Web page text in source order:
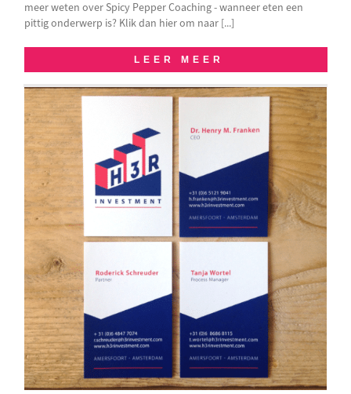
meer weten over Spicy Pepper Coaching - wanneer eten een
pittig onderwerp is? Klik dan hier om naar [...]
LEER MEER